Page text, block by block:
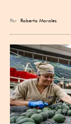
Por Roberto Morales